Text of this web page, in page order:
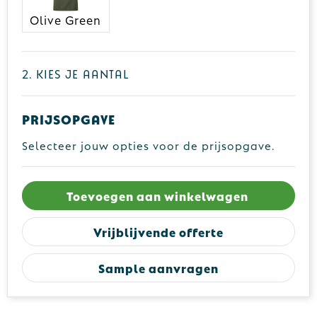
Olive Green
2. Kies je aantal
Prijsopgave
Selecteer jouw opties voor de prijsopgave.
Toevoegen aan winkelwagen
Vrijblijvende offerte
Sample aanvragen